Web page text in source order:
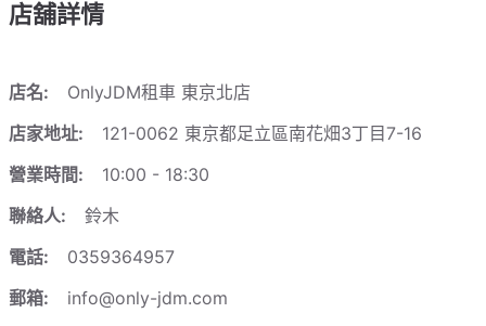
店舖詳情
店名:
OnlyJDM租車 東京北店
店家地址:
121-0062 東京都足立區南花畑3丁目7-16
營業時間:
10:00 - 18:30
聯絡人:
鈴木
電話:
0359364957
郵箱:
info@only-jdm.com